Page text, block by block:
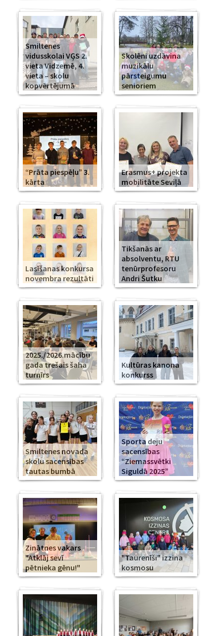
Smiltenes
vidusskolai VĢS 2.
vieta Vidzemē, 4.
vieta – skolu
kopvērtējumā
Skolēni uzdāvina
muzikālu
pārsteigumu
senioriem
“Prāta piespēļu” 3.
kārta
Erasmus+ projekta
mobilitāte Seviļā
Lasīšanas konkursa
novembra rezultāti
Tikšanās ar
absolventu, RTU
tenūrprofesoru
Andri Šutku
2025./2026.mācību
gada trešais šaha
turnīrs
Kultūras kanona
konkurss
Smiltenes novada
skolu sacensības
tautas bumbā
Sporta deju
sacensības
“Ziemassvētki
Siguldā 2025”
Zinātnes vakars
"Atklāj sevī
pētnieka gēnu!"
"Taurenīši" izzina
kosmosu